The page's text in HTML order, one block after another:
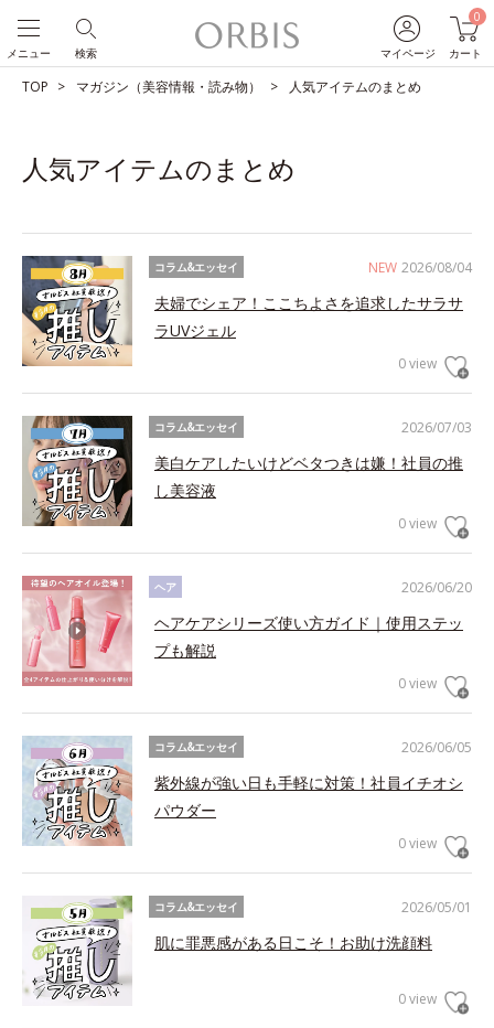
マイページ
0
カート
検索
メニュー
TOP マガジン（美容情報・読み物） 人気アイテムのまとめ
人気アイテムのまとめ
NEW 2026/08/04
コラム&エッセイ
夫婦でシェア！ここちよさを追求したサラサ
ラUVジェル
0 view
2026/07/03
コラム&エッセイ
美白ケアしたいけどベタつきは嫌！社員の推
し美容液
0 view
2026/06/20
ヘア
ヘアケアシリーズ使い方ガイド｜使用ステッ
プも解説
0 view
2026/06/05
コラム&エッセイ
紫外線が強い日も手軽に対策！社員イチオシ
パウダー
0 view
2026/05/01
コラム&エッセイ
肌に罪悪感がある日こそ！お助け洗顔料
0 view